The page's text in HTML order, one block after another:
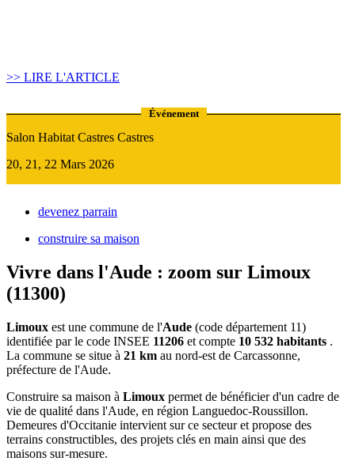
>> LIRE L'ARTICLE
Événement
Salon Habitat Castres Castres
20, 21, 22 Mars 2026
devenez parrain
construire sa maison
Vivre dans l'Aude : zoom sur Limoux
(11300)
Limoux est une commune de l'Aude (code département 11)
identifiée par le code INSEE 11206 et compte 10 532 habitants .
La commune se situe à 21 km au nord-est de Carcassonne,
préfecture de l'Aude.
Construire sa maison à Limoux permet de bénéficier d'un cadre de
vie de qualité dans l'Aude, en région Languedoc-Roussillon.
Demeures d'Occitanie intervient sur ce secteur et propose des
terrains constructibles, des projets clés en main ainsi que des
maisons sur-mesure.